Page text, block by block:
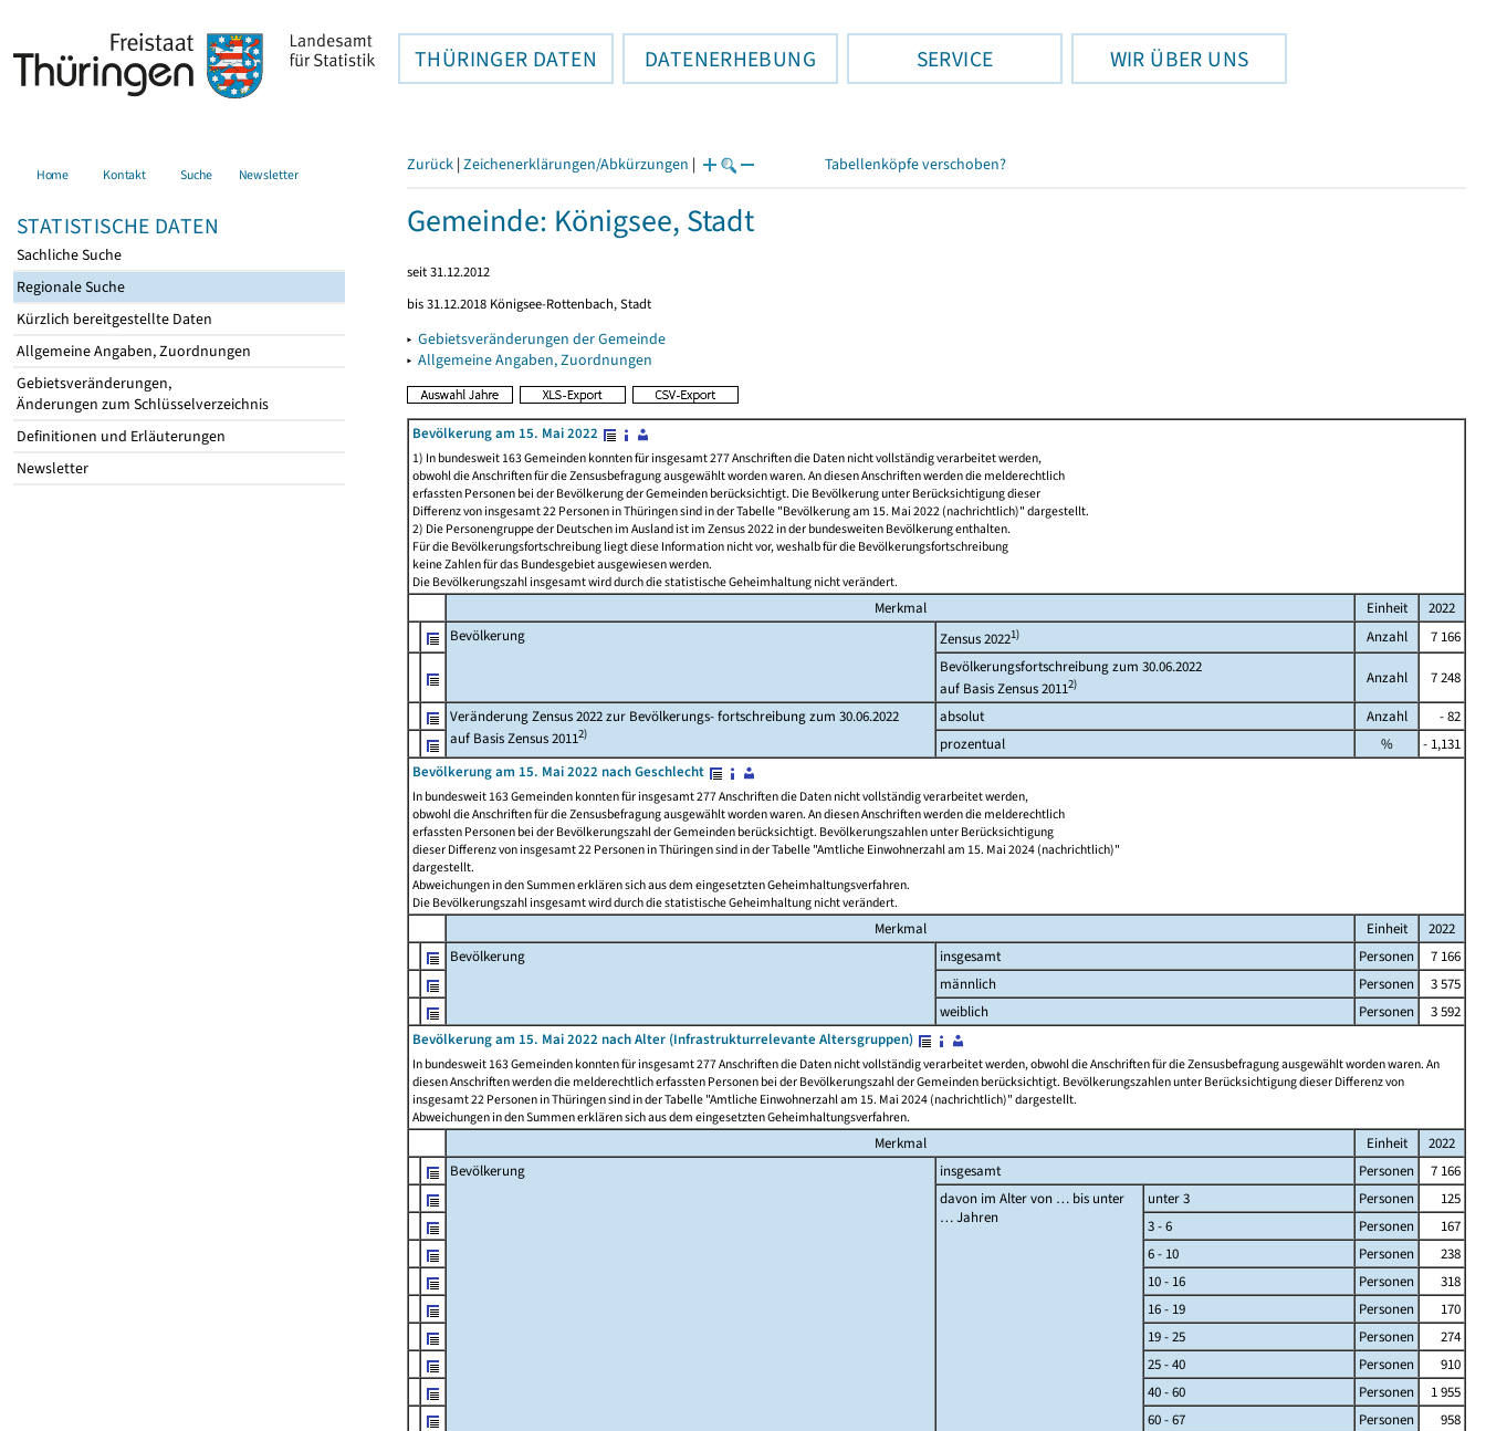
THÜRINGER DATEN DATENERHEBUNG SERVICE WIR ÜBER UNS
Home Kontakt Suche Newsletter
STATISTISCHE DATEN
Sachliche Suche
Regionale Suche
Kürzlich bereitgestellte Daten
Allgemeine Angaben, Zuordnungen
Gebietsveränderungen,
Änderungen zum Schlüsselverzeichnis
Definitionen und Erläuterungen
Newsletter
Zurück | Zeichenerklärungen/Abkürzungen | Tabellenköpfe verschoben?
Gemeinde: Königsee, Stadt
seit 31.12.2012
bis 31.12.2018 Königsee-Rottenbach, Stadt
▸ Gebietsveränderungen der Gemeinde
▸ Allgemeine Angaben, Zuordnungen
Bevölkerung am 15. Mai 2022
1) In bundesweit 163 Gemeinden konnten für insgesamt 277 Anschriften die Daten nicht vollständig verarbeitet werden,
obwohl die Anschriften für die Zensusbefragung ausgewählt worden waren. An diesen Anschriften werden die melderechtlich
erfassten Personen bei der Bevölkerung der Gemeinden berücksichtigt. Die Bevölkerung unter Berücksichtigung dieser
Differenz von insgesamt 22 Personen in Thüringen sind in der Tabelle "Bevölkerung am 15. Mai 2022 (nachrichtlich)" dargestellt.
2) Die Personengruppe der Deutschen im Ausland ist im Zensus 2022 in der bundesweiten Bevölkerung enthalten.
Für die Bevölkerungsfortschreibung liegt diese Information nicht vor, weshalb für die Bevölkerungsfortschreibung
keine Zahlen für das Bundesgebiet ausgewiesen werden.
Die Bevölkerungszahl insgesamt wird durch die statistische Geheimhaltung nicht verändert.
Merkmal Einheit
2022
Bevölkerung
Zensus 20221) Anzahl
7 166
Bevölkerungsfortschreibung zum 30.06.2022
auf Basis Zensus 20112) Anzahl 7 248
Veränderung Zensus 2022 zur Bevölkerungs- fortschreibung zum 30.06.2022
auf Basis Zensus 20112)
absolut Anzahl
- 82
prozentual
%
- 1,131
Bevölkerung am 15. Mai 2022 nach Geschlecht
In bundesweit 163 Gemeinden konnten für insgesamt 277 Anschriften die Daten nicht vollständig verarbeitet werden,
obwohl die Anschriften für die Zensusbefragung ausgewählt worden waren. An diesen Anschriften werden die melderechtlich
erfassten Personen bei der Bevölkerungszahl der Gemeinden berücksichtigt. Bevölkerungszahlen unter Berücksichtigung
dieser Differenz von insgesamt 22 Personen in Thüringen sind in der Tabelle "Amtliche Einwohnerzahl am 15. Mai 2024 (nachrichtlich)"
dargestellt.
Abweichungen in den Summen erklären sich aus dem eingesetzten Geheimhaltungsverfahren.
Die Bevölkerungszahl insgesamt wird durch die statistische Geheimhaltung nicht verändert.
Merkmal Einheit
2022
Bevölkerung
insgesamt Personen
7 166
männlich
Personen
3 575
weiblich
Personen
3 592
Bevölkerung am 15. Mai 2022 nach Alter (Infrastrukturrelevante Altersgruppen)
In bundesweit 163 Gemeinden konnten für insgesamt 277 Anschriften die Daten nicht vollständig verarbeitet werden, obwohl die Anschriften für die Zensusbefragung ausgewählt worden waren. An
diesen Anschriften werden die melderechtlich erfassten Personen bei der Bevölkerungszahl der Gemeinden berücksichtigt. Bevölkerungszahlen unter Berücksichtigung dieser Differenz von
insgesamt 22 Personen in Thüringen sind in der Tabelle "Amtliche Einwohnerzahl am 15. Mai 2024 (nachrichtlich)" dargestellt.
Abweichungen in den Summen erklären sich aus dem eingesetzten Geheimhaltungsverfahren.
Merkmal Einheit
2022
Bevölkerung
insgesamt Personen
7 166
davon im Alter von … bis unter
… Jahren
unter 3 Personen
125
3 - 6
Personen
167
6 - 10
Personen
238
10 - 16
Personen
318
16 - 19
Personen
170
19 - 25
Personen
274
25 - 40
Personen
910
40 - 60
Personen
1 955
60 - 67
Personen
958